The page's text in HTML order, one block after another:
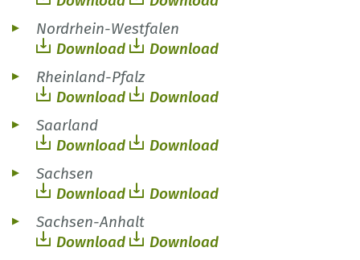
Nordrhein-Westfalen
Download
Download
Rheinland-Pfalz
Download
Download
Saarland
Download
Download
Sachsen
Download
Download
Sachsen-Anhalt
Download
Download